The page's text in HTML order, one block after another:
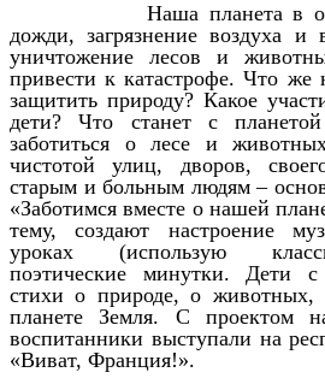
Наша планета в
дожди, загрязнение воздуха и
уничтожение лесов и
привести к катастрофе. Что же
защитить природу? Какое
дети? Что станет с
заботиться о лесе и
чистотой улиц, дворов,
старым и больным людям –
«Заботимся вместе о нашей
тему, создают настроение
уроках (использую
поэтические минутки. Дети с
стихи о природе, о
планете Земля. С проектом
воспитанники выступали на
«Виват, Франция!».